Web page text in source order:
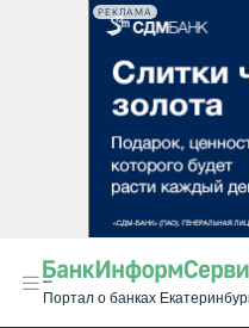
РЕКЛАМА
Портал о банках